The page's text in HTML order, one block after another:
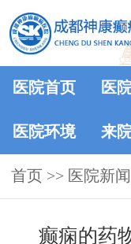
医院首页 医
医院环境 来
首页 >> 医院新闻
癫痫的药